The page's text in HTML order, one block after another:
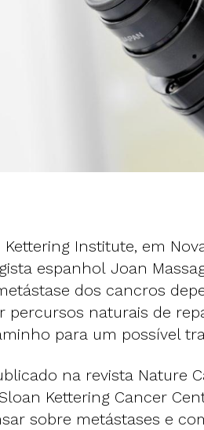
Institute, em
espanhol Joan
dos cancros
percursos naturais de
para um possível
na revista Nature
Kettering Cancer
sobre metástases e